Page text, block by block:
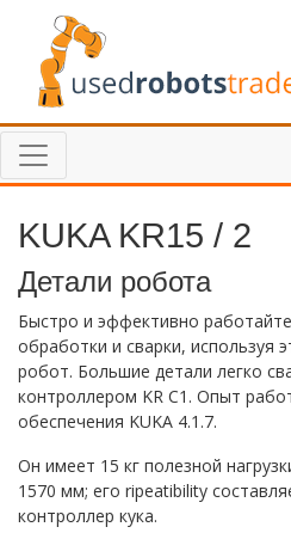
KUKA KR15 / 2
Детали робота
Быстро и эффективно
обработки и сварки, используя
робот. Большие детали легко
контроллером KR C1. Опыт
обеспечения KUKA 4.1.7.
Он имеет 15 кг полезной
1570 мм; его ripeatibility
контроллер кука.